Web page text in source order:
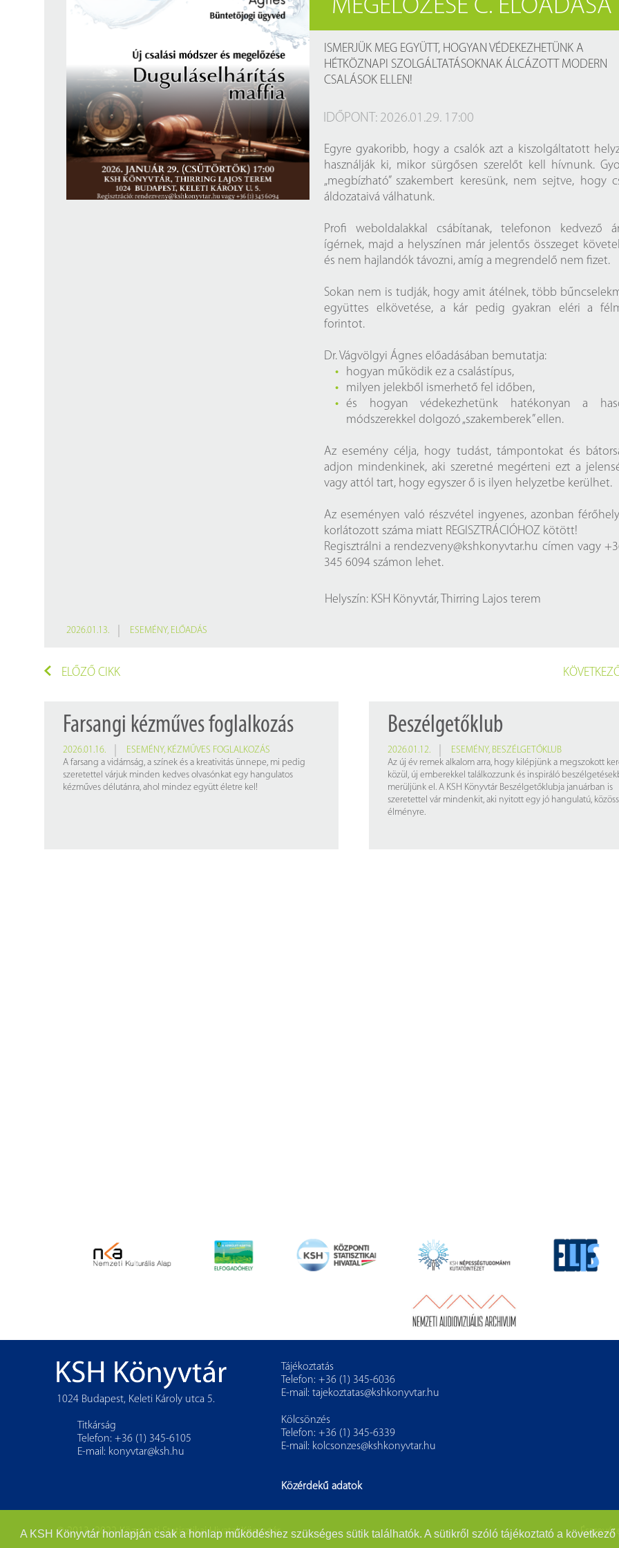
A KSH Könyvtár honlapján csak a honlap működéshez szükséges sütik találhatók. A sütikről szóló tájékoztató a
Findura Imre-díszoklevéllel kitüntetett kollégáink
Közérdekű adatok
Online katalógus Próbahozzáférések adatbázisokhoz
Kitekintő
Könyvtári
MEGELŐZÉSE C. ELŐADÁSA
ISMERJÜK MEG EGYÜTT, HOGYAN VÉDEKEZHETÜNK A
HÉTKÖZNAPI SZOLGÁLTATÁSOKNAK ÁLCÁZOTT MODERN
CSALÁSOK ELLEN!
IDŐPONT: 2026.01.29. 17:00
Egyre gyakoribb, hogy a csalók azt a kiszolgáltatott
használják ki, mikor sürgősen szerelőt kell hívnunk.
„megbízható” szakembert keresünk, nem sejtve, hogy
áldozataivá válhatunk.
Profi weboldalakkal csábítanak, telefonon kedvező
ígérnek, majd a helyszínen már jelentős összeget
és nem hajlandók távozni, amíg a megrendelő nem fizet.
Sokan nem is tudják, hogy amit átélnek, több
együttes elkövetése, a kár pedig gyakran eléri a
forintot.
Dr. Vágvölgyi Ágnes előadásában bemutatja:
hogyan működik ez a csalástípus,
milyen jelekből ismerhető fel időben,
és hogyan védekezhetünk hatékonyan a
módszerekkel dolgozó „szakemberek” ellen.
Az esemény célja, hogy tudást, támpontokat és
adjon mindenkinek, aki szeretné megérteni ezt a
vagy attól tart, hogy egyszer ő is ilyen helyzetbe kerülhet.
Az eseményen való részvétel ingyenes, azonban
korlátozott száma miatt REGISZTRÁCIÓHOZ kötött!
Regisztrálni a rendezveny@kshkonyvtar.hu címen vagy
345 6094 számon lehet.
Helyszín: KSH Könyvtár, Thirring Lajos terem
2026.01.13. ESEMÉNY, ELŐADÁS
ELŐZŐ CIKK
Farsangi kézműves foglalkozás
2026.01.16. ESEMÉNY, KÉZMŰVES FOGLALKOZÁS
A farsang a vidámság, a színek és a kreativitás ünnepe, mi pedig
szeretettel várjuk minden kedves olvasónkat egy hangulatos
kézműves délutánra, ahol mindez együtt életre kel!
Beszélgetőklub
2026.01.12. ESEMÉNY, BESZÉLGETŐKLUB
Az új év remek alkalom arra, hogy kilépjünk a megszokott
közül, új emberekkel találkozzunk és inspiráló
merüljünk el. A KSH Könyvtár Beszélgetőklubja januárban is
szeretettel vár mindenkit, aki nyitott egy jó hangulatú,
élményre.
1024 Budapest, Keleti Károly utca 5.
Titkárság
Telefon: +36 (1) 345-6105
E-mail: konyvtar@ksh.hu
Tájékoztatás
Telefon: +36 (1) 345-6036
E-mail: tajekoztatas@kshkonyvtar.hu
Kölcsönzés
Telefon: +36 (1) 345-6339
E-mail: kolcsonzes@kshkonyvtar.hu
Közérdekű adatok
© 2013–2022 Központi Statisztikai Hivatal Könyvtár